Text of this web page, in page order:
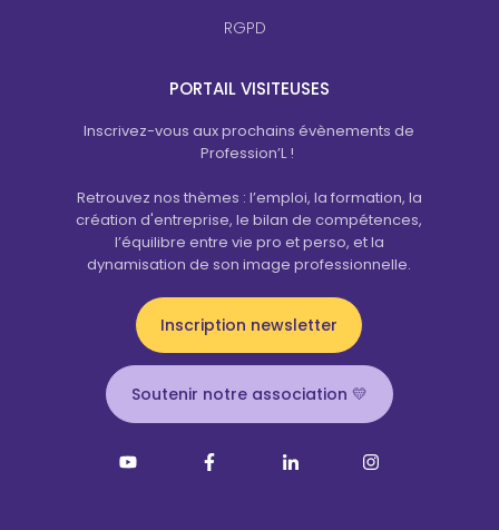
RGPD
PORTAIL VISITEUSES
Inscrivez-vous aux prochains évènements de
Profession’L !
Retrouvez nos thèmes : l’emploi, la formation, la
création d'entreprise, le bilan de compétences,
l’équilibre entre vie pro et perso, et la
dynamisation de son image professionnelle.
Inscription newsletter
Soutenir notre association 💛